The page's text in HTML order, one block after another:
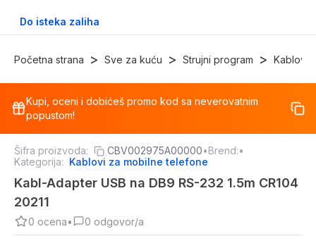
Do isteka zaliha
Početna strana > Sve za kuću > Strujni program > Kablovi
%
Kupi, oceni i dobićeš promo kod sa neverovatnim
popustom!
Šifra proizvoda: CBV002975A00000•Brend:•
Kategorija: Kablovi za mobilne telefone
Kabl-Adapter USB na DB9 RS-232 1.5m CR104
20211
0 ocena• 0 odgovor/a